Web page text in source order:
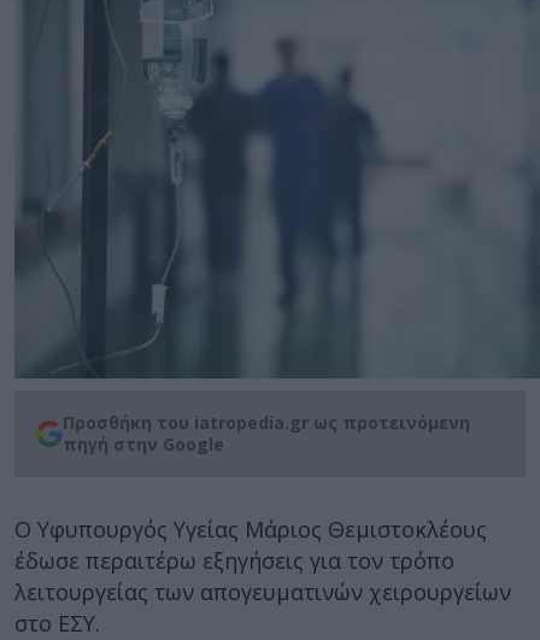
Προσθήκη του iatropedia.gr ως προτεινόμενη
πηγή στην Google
Ο Υφυπουργός Υγείας Μάριος Θεμιστοκλέους
έδωσε περαιτέρω εξηγήσεις για τον τρόπο
λειτουργείας των απογευματινών χειρουργείων
στο ΕΣΥ.